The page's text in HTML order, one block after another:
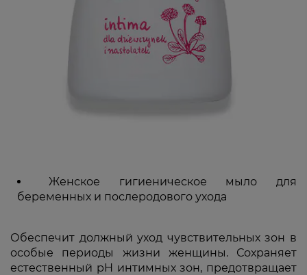
Женское гигиеническое мыло для
беременных и послеродового ухода
Обеспечит должный уход чувствительных зон в
особые периоды жизни женщины. Сохраняет
естественный pH интимных зон, предотвращает